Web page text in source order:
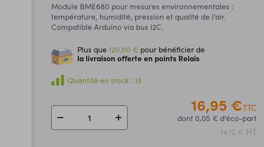
Module BME680 pour mesures environnementales :
température, humidité, pression et qualité de l’air.
Compatible Arduino via bus I2C.
Plus que120,00 € pour bénéficier de
la livraison offerte en points Relais
Quantité en stock : 13
16,95 €TTC
dont 0,05 € d'éco-part
14,12 € HT